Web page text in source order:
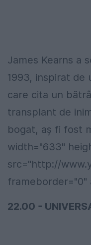
James Kearns a
1993, inspirat de
care cita un
transplant de
bogat, aş fi fost
width="633"
src="http://
22.00 -